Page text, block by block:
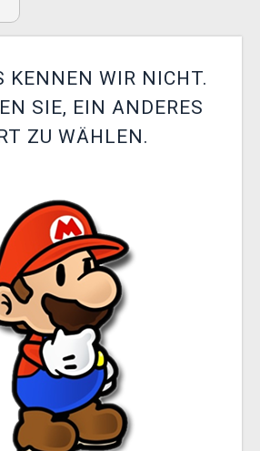
KENNEN WIR NICHT.
SIE, EIN ANDERES
ZU WÄHLEN.